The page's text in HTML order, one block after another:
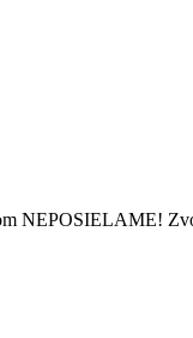
NEPOSIELAME!